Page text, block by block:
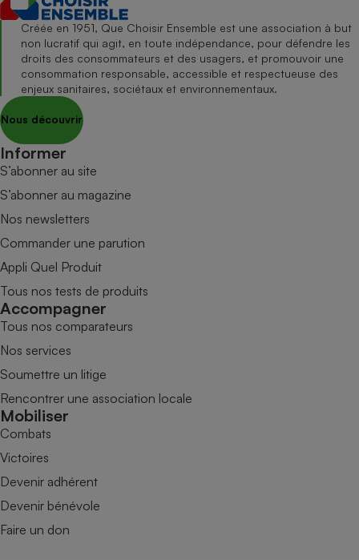
Créée en 1951, Que Choisir Ensemble est une association à but
non lucratif qui agit, en toute indépendance, pour défendre les
droits des consommateurs et des usagers, et promouvoir une
consommation responsable, accessible et respectueuse des
enjeux sanitaires, sociétaux et environnementaux.
Nous découvrir
Informer
S’abonner au site
S’abonner au magazine
Nos newsletters
Commander une parution
Appli Quel Produit
Tous nos tests de produits
Accompagner
Tous nos comparateurs
Nos services
Soumettre un litige
Rencontrer une association locale
Mobiliser
Combats
Victoires
Devenir adhérent
Devenir bénévole
Faire un don